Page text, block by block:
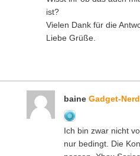
ist?
Vielen Dank für die
Liebe Grüße.
baine Gadget-Nerd
Ich bin zwar nicht
nur bedingt. Die